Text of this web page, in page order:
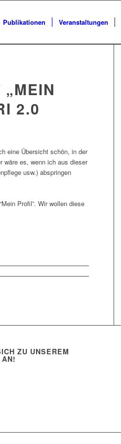
Publikationen Veranstaltungen
2.0
eine Übersicht schön, in der
wäre es, wenn ich aus dieser
usw.) abspringen
Profil”. Wir wollen diese
ZU UNSEREM